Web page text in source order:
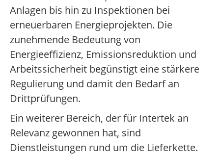
Anlagen bis hin zu Inspektionen bei
erneuerbaren Energieprojekten. Die
zunehmende Bedeutung von
Energieeffizienz, Emissionsreduktion und
Arbeitssicherheit begünstigt eine stärkere
Regulierung und damit den Bedarf an
Drittprüfungen.
Ein weiterer Bereich, der für Intertek an
Relevanz gewonnen hat, sind
Dienstleistungen rund um die Lieferkette.